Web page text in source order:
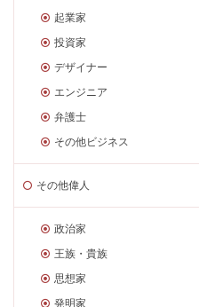
起業家
投資家
デザイナー
エンジニア
弁護士
その他ビジネス
その他偉人
政治家
王族・貴族
思想家
発明家